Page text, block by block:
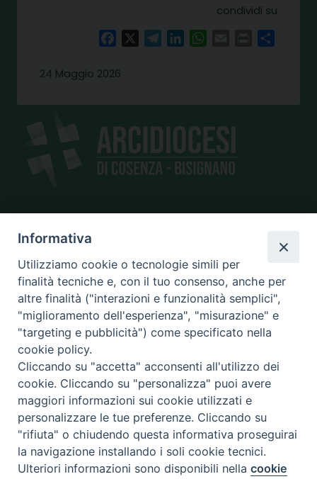
condividi su
FacebookTelegramLinkedInWhatsAppPrint
24 Maggio 2026
SEDE
piazza Giano Parrasio, 16
87100 Cosenza
CONTATTI
e@mail:info@diocesicosenza.it
tel: +39 0984 687712
Amministrazione
trasparente
Preferenze Cookie
Informativa
Utilizziamo cookie o tecnologie simili per
finalità tecniche e, con il tuo consenso, anche per
altre finalità ("interazioni e funzionalità semplici",
"miglioramento dell'esperienza", "misurazione" e
"targeting e pubblicità") come specificato nella
cookie policy.
Cliccando su "accetta" acconsenti all'utilizzo dei
cookie. Cliccando su "personalizza" puoi avere
maggiori informazioni sui cookie utilizzati e
personalizzare le tue preferenze. Cliccando su
"rifiuta" o chiudendo questa informativa proseguirai
la navigazione installando i soli cookie tecnici.
Ulteriori informazioni sono disponibili nellacookie